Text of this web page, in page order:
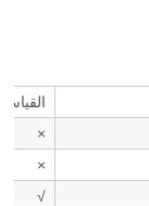
×
×
√